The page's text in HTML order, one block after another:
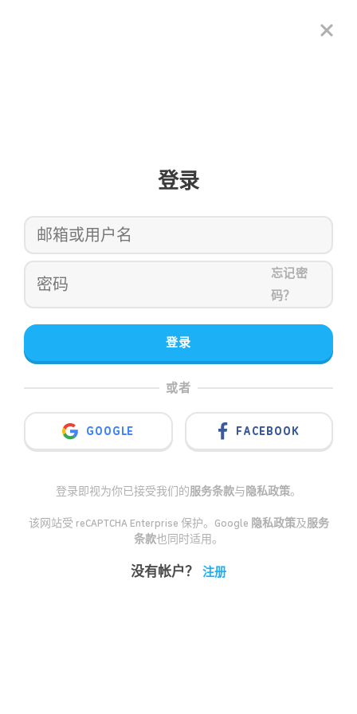
登录
忘记密
码？
登录
或者
GOOGLE FACEBOOK
登录即视为你已接受我们的服务条款与隐私政策。
该网站受 reCAPTCHA Enterprise 保护。Google 隐私政策及服务
条款也同时适用。
没有帐户？ 注册